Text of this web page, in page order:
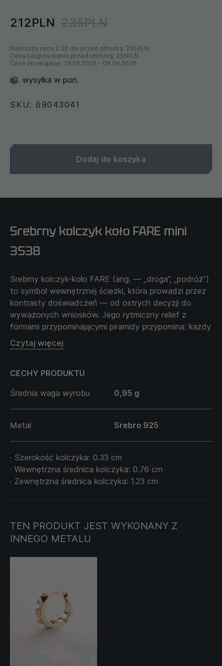
212PLN 235PLN
Najniższa cena z 30 dni przed obniżką: 235PLN
Cena bezpośrednio przed obniżką: 235PLN
Cena obowiązuje: 28.05.2026 - 08.08.2026
wysyłka w pon.
SKU: 69043041
Dodaj do koszyka
Srebrny kolczyk koło FARE mini
3538
Srebrny kolczyk-koło FARE (ang. — „droga”, „podróż”)
to symbol wewnętrznej ścieżki, która prowadzi przez
kontrasty doświadczeń — od ostrych decyzji do
wyważonych wniosków. Jego rytmiczny relief z
formami przypominającymi piramidy przypomina: każdy
krok to wybór, każdy kąt to wyzwanie, każda
krawędź to lekcja.
FARE powstał dla tych, którzy nie wygładzają siebie
dla czyjegoś komfortu. To biżuteria o sile bycia sobą
— z krawędziami, głębią i wyraźnym kierunkiem.
Czytaj więcej
CECHY PRODUKTU
Średnia waga wyrobu
0,95 g
Metal Srebro 925
· Szerokość kolczyka: 0.33 cm
· Wewnętrzna średnica kolczyka: 0.76 cm
· Zewnętrzna średnica kolczyka: 1.23 cm
TEN PRODUKT JEST WYKONANY Z
INNEGO METALU